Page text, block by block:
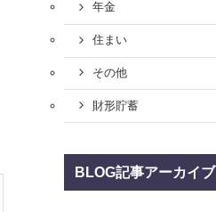
年金
住まい
その他
財形貯蓄
BLOG記事アーカイブ